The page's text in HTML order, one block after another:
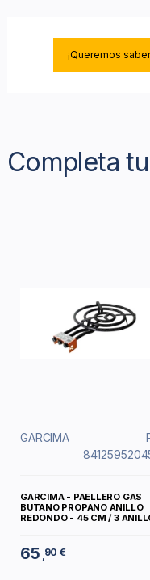
¡Queremos
Completa
GARCIMA
GARCIMA - PAELLERO GAS
BUTANO PROPANO ANILLO
REDONDO - 45 CM / 3
65 ,90 €